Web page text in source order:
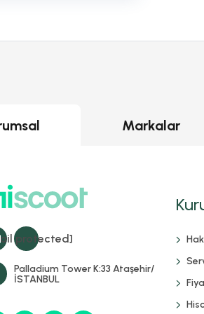
Markalar
protected]
Palladium Tower K:33 Ataşehir/
İSTANBUL